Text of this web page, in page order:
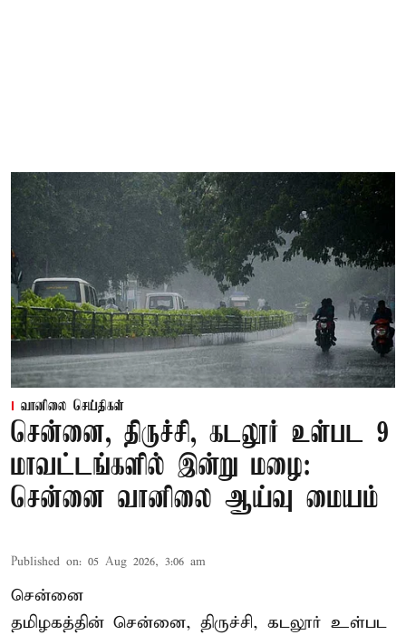
வானிலை செய்திகள்
சென்னை, திருச்சி, கடலூர் உள்பட 9
மாவட்டங்களில் இன்று மழை:
சென்னை வானிலை ஆய்வு மையம்
Published on: 05 Aug 2026, 3:06 am
சென்னை
தமிழகத்தின் சென்னை, திருச்சி, கடலூர் உள்பட